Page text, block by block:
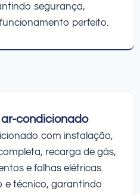
segurança,
perfeito.
condicionado
com instalação,
recarga de gás,
e falhas elétricas.
e técnico, garantindo